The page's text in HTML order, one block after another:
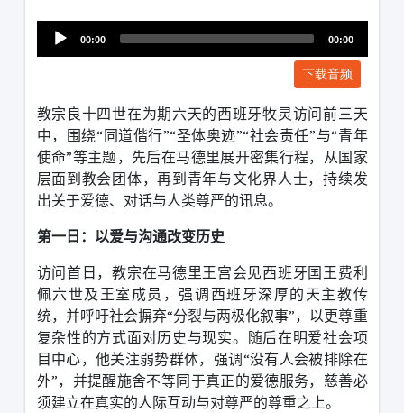
00:00 00:00
下载音频
教宗良十四世在为期六天的西班牙牧灵访问前三天
中，围绕“ 同道偕行”“圣体奥迹”“社会责任”与“青年
使命”等主题，先后在马德里展开密集行程，从国家
层面到教会团体，再到青年与文化界人士，持续发
出关于爱德、对话与人类尊严的讯息。
第一日：以爱与沟通改变历史
访问首日，教宗在马德里王宫会见西班牙国王费利
佩六世及王室成员，强调西班牙深厚的天主教传
统，并呼吁社会摒弃“分裂与两极化叙事”，以更尊重
复杂性的方式面对历史与现实。
随后在明爱社会项
目中心，他关注弱势群体，强调“没有人会被排除在
外”，并提醒施舍不等同于真正的爱德服务，慈善必
须建立在真实的人际互动与对尊严的尊重之上。